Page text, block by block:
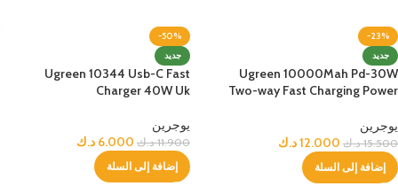
-23%
جديد
Ugreen 10000Mah Pd-30W
Two-way Fast Charging Power
يوجرين
15.500 د.ك 12.000د.ك
إضافة إلى السلة
-50%
جديد
Ugreen 10344 Usb-C Fast
Charger 40W Uk
يوجرين
11.900 د.ك 6.000 د.ك
إضافة إلى السلة